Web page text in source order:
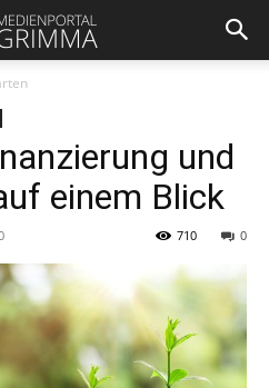
und
einem Blick
0
710